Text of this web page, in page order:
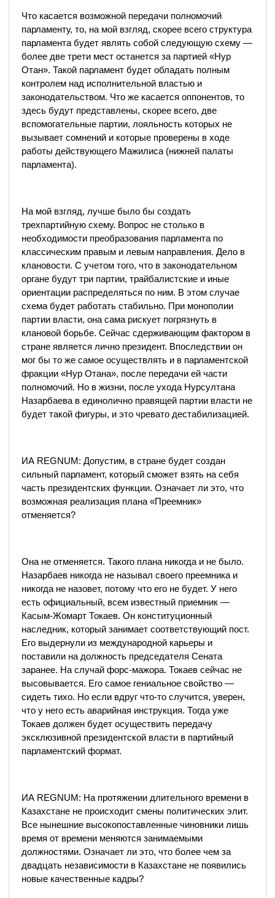
Что касается возможной передачи полномочий
парламенту, то, на мой взгляд, скорее всего структура
парламента будет являть собой следующую схему —
более две трети мест останется за партией «Нур
Отан». Такой парламент будет обладать полным
контролем над исполнительной властью и
законодательством. Что же касается оппонентов, то
здесь будут представлены, скорее всего, две
вспомогательные партии, лояльность которых не
вызывает сомнений и которые проверены в ходе
работы действующего Мажилиса (нижней палаты
парламента).
На мой взгляд, лучше было бы создать
трехпартийную схему. Вопрос не столько в
необходимости преобразования парламента по
классическим правым и левым направления. Дело в
клановости. С учетом того, что в законодательном
органе будут три партии, трайбалистские и иные
ориентации распределяться по ним. В этом случае
схема будет работать стабильно. При монополии
партии власти, она сама рискует погрязнуть в
клановой борьбе. Сейчас сдерживающим фактором в
стране является лично президент. Впоследствии он
мог бы то же самое осуществлять и в парламентской
фракции «Нур Отана», после передачи ей части
полномочий. Но в жизни, после ухода Нурсултана
Назарбаева в единолично правящей партии власти не
будет такой фигуры, и это чревато дестабилизацией.
ИА REGNUM: Допустим, в стране будет создан
сильный парламент, который сможет взять на себя
часть президентских функции. Означает ли это, что
возможная реализация плана «Преемник»
отменяется?
Она не отменяется. Такого плана никогда и не было.
Назарбаев никогда не называл своего преемника и
никогда не назовет, потому что его не будет. У него
есть официальный, всем известный приемник —
Касым-Жомарт Токаев. Он конституционный
наследник, который занимает соответствующий пост.
Его выдернули из международной карьеры и
поставили на должность председателя Сената
заранее. На случай форс-мажора. Токаев сейчас не
высовывается. Его самое гениальное свойство —
сидеть тихо. Но если вдруг что-то случится, уверен,
что у него есть аварийная инструкция. Тогда уже
Токаев должен будет осуществить передачу
эксклюзивной президентской власти в партийный
парламентский формат.
ИА REGNUM: На протяжении длительного времени в
Казахстане не происходит смены политических элит.
Все нынешние высокопоставленные чиновники лишь
время от времени меняются занимаемыми
должностями. Означает ли это, что более чем за
двадцать независимости в Казахстане не появились
новые качественные кадры?